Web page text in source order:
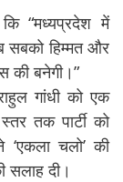
“मध्यप्रदेश में
सबको हिम्मत और
की बनेगी।”
गांधी को एक
तक पार्टी को
चलो’ की
दी।